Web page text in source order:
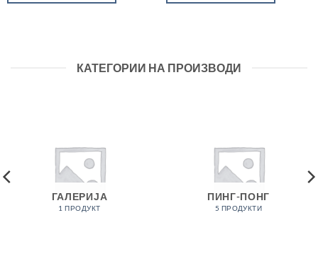
КАТЕГОРИИ НА ПРОИЗВОДИ
ГАЛЕРИЈА
1 ПРОДУКТ
ПИНГ-ПОНГ
5 ПРОДУКТИ